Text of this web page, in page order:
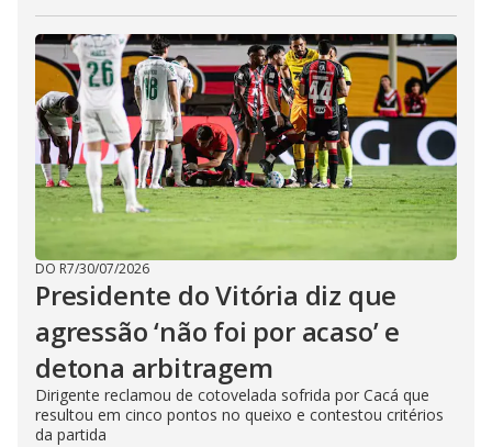
DO R7/30/07/2026
Presidente do Vitória diz que
agressão ‘não foi por acaso’ e
detona arbitragem
Dirigente reclamou de cotovelada sofrida por Cacá que
resultou em cinco pontos no queixo e contestou critérios
da partida